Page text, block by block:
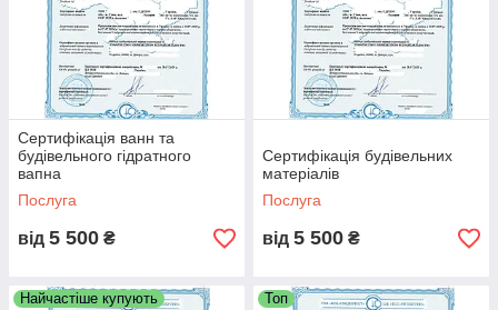
Сертифікація ванн та
будівельного гідратного
вапна
Послуга
від 5 500 ₴
Сертифікація будівельних
матеріалів
Послуга
від 5 500 ₴
Найчастіше купують Топ